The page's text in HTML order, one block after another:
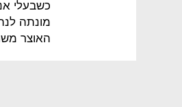
כשבעלי
מונתה
האוצר